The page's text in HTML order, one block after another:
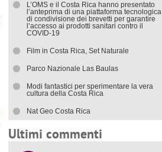
L’OMS e il Costa Rica hanno presentato
l’anteprima di una piattaforma tecnologica
di condivisione dei brevetti per garantire
l’accesso ai prodotti sanitari contro il
COVID-19
Film in Costa Rica, Set Naturale
Parco Nazionale Las Baulas
Modi fantastici per sperimentare la vera
cultura della Costa Rica
Nat Geo Costa Rica
Ultimi commenti